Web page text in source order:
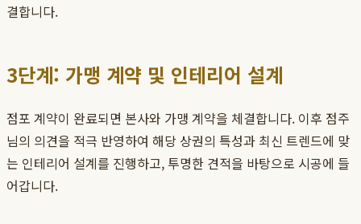
결합니다.
3단계: 가맹 계약 및 인테리어 설계
점포 계약이 완료되면 본사와 가맹 계약을 체결합니다. 이후 점주
님의 의견을 적극 반영하여 해당 상권의 특성과 최신 트렌드에 맞
는 인테리어 설계를 진행하고, 투명한 견적을 바탕으로 시공에 들
어갑니다.